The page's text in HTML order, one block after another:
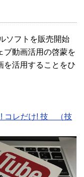
ソフトを販売開始
ブ動画活用の啓蒙を
を活用することをひ
! コレだけ! 技 （技